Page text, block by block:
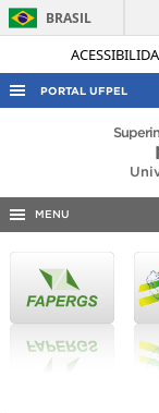
BRASIL
PORTAL UFPEL
ACESSO À
EDITAIS
OUVIDORIA
MENU